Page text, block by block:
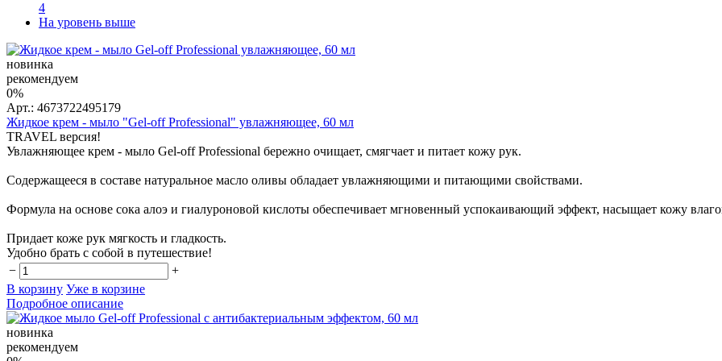
4
На уровень выше
новинка
рекомендуем
0%
Арт.: 4673722495179
Жидкое крем - мыло "Gel-off Professional" увлажняющее, 60 мл
TRAVEL версия!
Увлажняющее крем - мыло Gel-off Professional бережно очищает, смягчает и питает кожу рук.
Содержащееся в составе натуральное масло оливы обладает увлажняющими и питающими свойствами.
Формула на основе сока алоэ и гиалуроновой кислоты обеспечивает мгновенный успокаивающий эффект, насыщает кожу
Придает коже рук мягкость и гладкость.
Удобно брать с собой в путешествие!
−
+
В корзину Уже в корзине
Подробное описание
новинка
рекомендуем